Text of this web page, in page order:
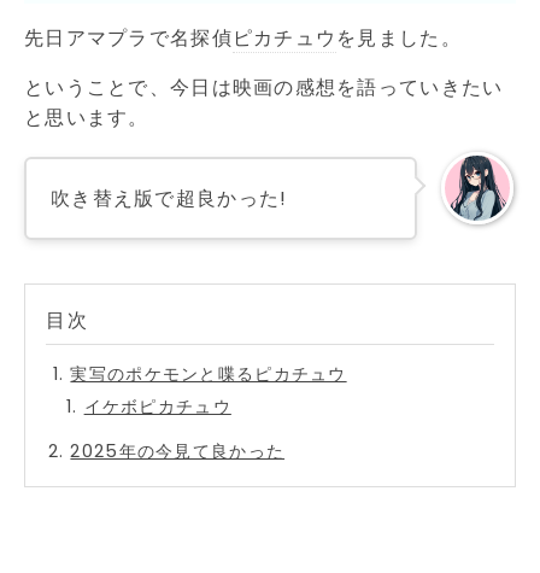
先日アマプラで名探偵ピカチュウ を見ました。
ということで、今日は映画の感想を語っていきたい
と思います。
吹き替え版で超良かった!
実写のポケモンと喋るピカチュウ
イケボピカチュウ
2025年の今見て良かった